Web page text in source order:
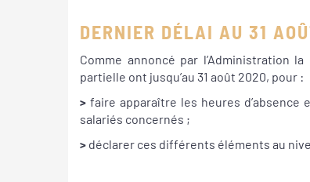
DERNIER DÉLAI AU 31
Comme annoncé par l’Administration
partielle ont jusqu’au 31 août 2020, pour :
> faire apparaître les heures
salariés concernés ;
> déclarer ces différents éléments au